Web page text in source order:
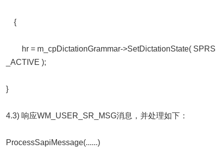
{
hr = m_cpDictationGrammar->SetDictationState( SPRS
_ACTIVE );
}
4.3) 响应WM_USER_SR_MSG消息，并处理如下：
ProcessSapiMessage(......)